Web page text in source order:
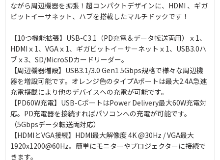
ながら周辺機器を拡張！超コンパクトデザインに、HDMI 、ギガ
ビットイーサネット、ハブを搭載したマルチドックです！
【10つ機能拡張】USB-C3.1（PD充電＆データ転送両用）ｘ1、
HDMIｘ1、VGAｘ1、ギガビットイーサーネットｘ1、USB3.0ハ
ブｘ3、SD/MicroSDカードリーダー。
【周辺機器増設】USB3.1/3.0 Gen1 5Gbps規格で様々な周辺機
器を増設可能です。オレンジ色のタイプAポートは最大2.4A急速
充電搭載により他のデバイスへの充電が可能です。
【PD60W充電】USB-CポートはPower Delivery最大60W充電対
応。PD充電器を接続すればパソコンへの充電が可能です。
（5Gbpsデータ転送両対応）
【HDMIとVGA接続】HDMI最大解像度 4K @30Hz / VGA最大
1920x1200@60Hz。簡単にモニターやプロジェクターに接続で
きます。